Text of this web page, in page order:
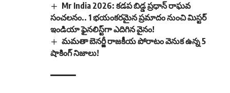
Mr India 2026: కడప బిడ్డ ప్రధాన్ రాఘవ
సంచలనం.. 1 భయంకరమైన ప్రమాదం నుంచి మిస్టర్
ఇండియా ఫైనలిస్ట్‌గా ఎదిగిన వైనం!
మమతా బెనర్జీ రాజకీయ పోరాటం వెనుక ఉన్న 5
షాకింగ్ నిజాలు!